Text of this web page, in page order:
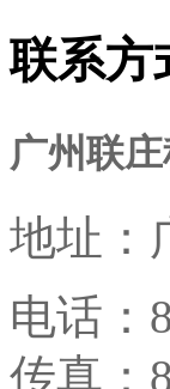
联系方
广州联
地址：
电话：
传真：